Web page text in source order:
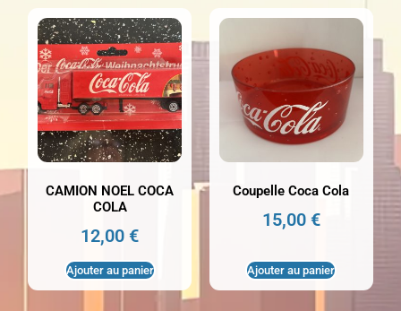
CAMION NOEL COCA
COLA
12,00€
Ajouter au panier
Coupelle Coca Cola
15,00 €
Ajouter au panier